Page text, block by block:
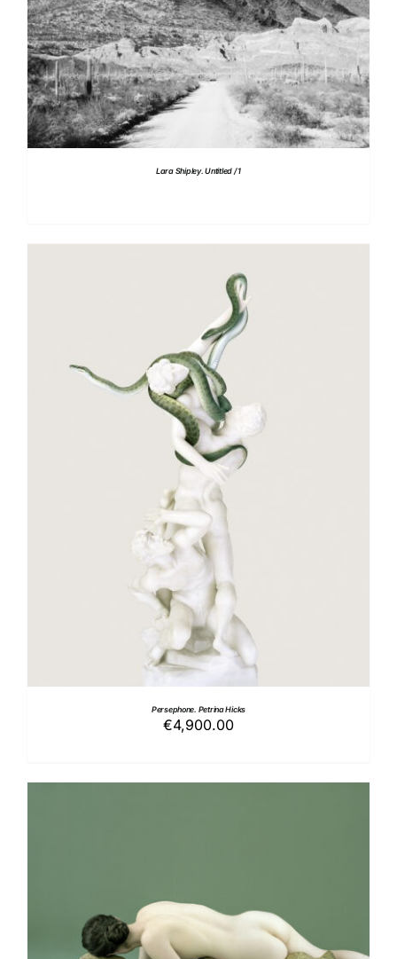
DETTAGLI
Lara Shipley. Untitled / 1
AGGIUNGI AL CARRELLO /
Persephone. Petrina Hicks
€4,900.00
AGGIUNGI AL CARRELLO / DETTAGLI